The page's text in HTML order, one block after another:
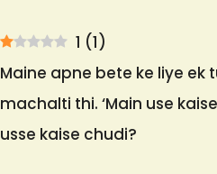
1 (1)
Maine apne bete ke liye ek
machalti thi. ‘Main use
usse kaise chudi?